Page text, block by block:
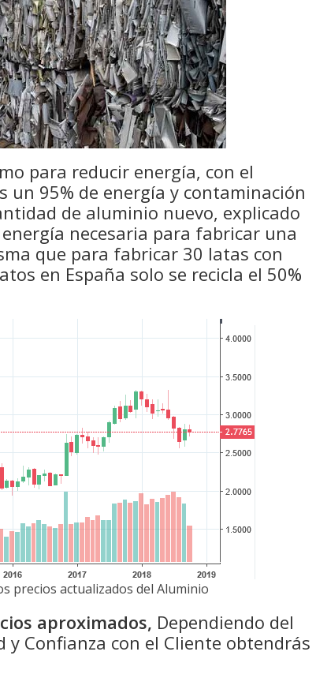
para reducir energía, con el
un 95% de energía y contaminación
de aluminio nuevo, explicado
necesaria para fabricar una
que para fabricar 30 latas con
en España solo se recicla el 50%
precios actualizados del Aluminio
aproximados, Dependiendo del
Confianza con el Cliente obtendrás